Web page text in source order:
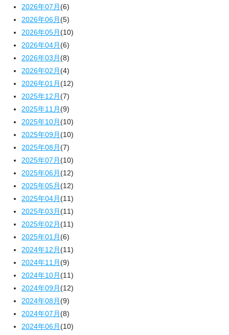
2026年07月(6)
2026年06月(5)
2026年05月(10)
2026年04月(6)
2026年03月(8)
2026年02月(4)
2026年01月(12)
2025年12月(7)
2025年11月(9)
2025年10月(10)
2025年09月(10)
2025年08月(7)
2025年07月(10)
2025年06月(12)
2025年05月(12)
2025年04月(11)
2025年03月(11)
2025年02月(11)
2025年01月(6)
2024年12月(11)
2024年11月(9)
2024年10月(11)
2024年09月(12)
2024年08月(9)
2024年07月(8)
2024年06月(10)